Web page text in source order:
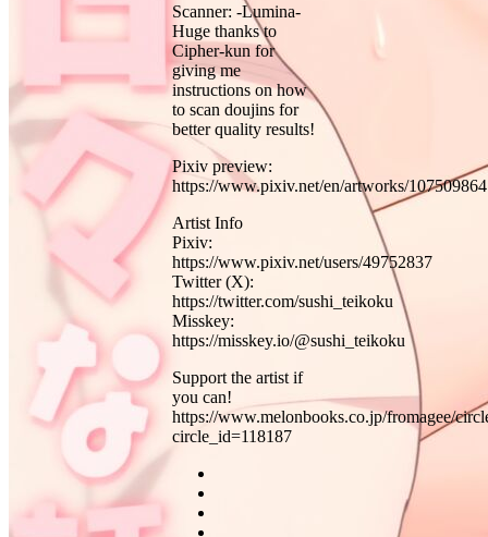
Scanner: -Lumina-
Huge thanks to
Cipher-kun for
giving me
instructions on how
to scan doujins for
better quality results!
Pixiv preview:
https://www.pixiv.net/en/artworks/107509864
Artist Info
Pixiv:
https://www.pixiv.net/users/49752837
Twitter (X):
https://twitter.com/sushi_teikoku
Misskey:
https://misskey.io/@sushi_teikoku
Support the artist if
you can!
https://www.melonbooks.co.jp/fromagee/
circle_id=118187